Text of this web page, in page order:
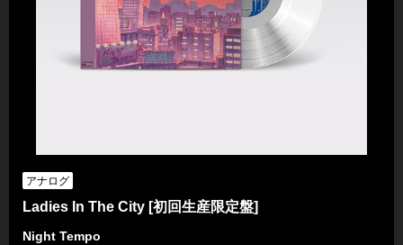
アナログ
Ladies In The City [初回生産限定盤]
Night Tempo